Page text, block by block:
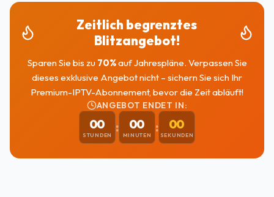
Zeitlich begrenztes
Blitzangebot!
Sparen Sie bis zu 70%auf Jahrespläne. Verpassen Sie
dieses exklusive Angebot nicht – sichern Sie sich Ihr
Premium-IPTV-Abonnement, bevor die Zeit abläuft!
ANGEBOT ENDET IN:
00
STUNDEN
: 00
MINUTEN
: 00
SEKUNDEN